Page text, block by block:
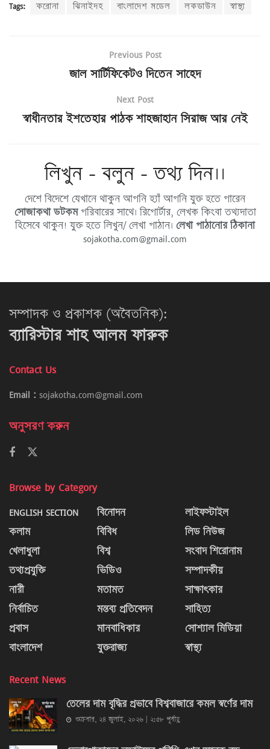
Tags: করোনা ঝিনাইদহ বাংলাদেশ মডেল লকডাউন স্বাস্থ্য
Previous Post
জাল সার্টিফিকেটও দিতেন সাহেদ
Next Post
স্বাধীনতার ইশতেহার পাঠক শাহজাহান সিরাজ আর নেই
লিখুন - বলুন - তথ্য দিন।।
দেশে বিদেশে যেখানে থাকুন আপনি হ্যাঁ আপনি যুক্ত হতে পারেন
সোজাকথা ডটকমপরিবারের সাথে। রিপোর্টার, লেখক কিংবা তথ্যদাতা
হিসেবে থাকুন! যুক্ত হতে লিখুন/ লেখা পাঠান। লেখা পাঠানোর ঠিকানা
sojakotha.com@gmail.com
সম্পাদক ও প্রকাশক (অবৈতনিক):
ব্যারিস্টার শাহ আলম ফারুক
Contact Us
Email : sojakotha.com@gmail.com
অনুসরণ করুন
Browse by Category
ENGLISH SECTION
কলাম
খেলাধুলা
তথ্যপ্রযুক্তি
নারী
নির্বাচিত
প্রবাস
বাংলাদেশ
বিনোদন
বিবিধ
বিশ্ব
ভিডিও
মতামত
মন্তব্য প্রতিবেদন
মানবাধিকার
যুক্তরাজ্য
লাইফস্টাইল
লিড নিউজ
সংবাদ শিরোনাম
সম্পাদকীয়
সাক্ষাৎকার
সাহিত্য
সোশ্যাল মিডিয়া
স্বাস্থ্য
Recent News
তেলের দাম বৃদ্ধির প্রভাবে বিশ্ববাজারে কমল স্বর্ণের দাম
শুক্রবার, ২৪ জুলাই, ২০২৬ | ২:৫৮ পূর্বাহ্ণ